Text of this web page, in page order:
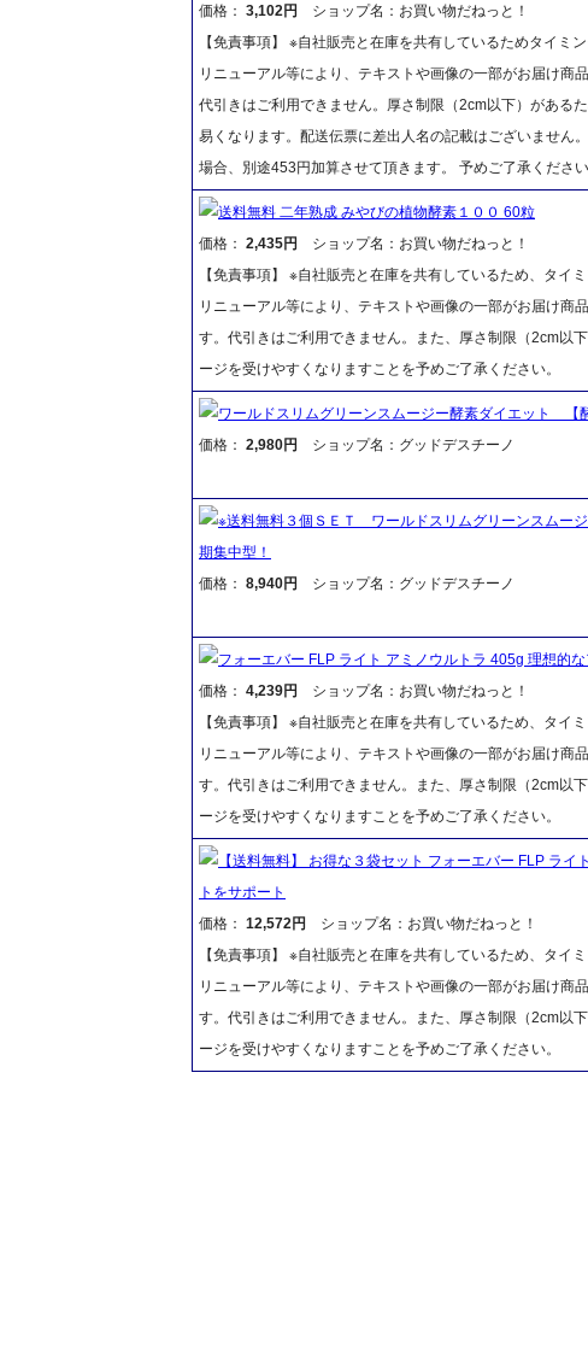
価格： 3,102円
ショップ名：お買い物だねっと！
【免責事項】 ※自社販売と在庫を共有しているためタイ
リニューアル等により、テキストや画像の一部がお届け商
代引きはご利用できません。厚さ制限（2cm以下）がある
易くなります。配送伝票に差出人名の記載はございません
場合、別途453円加算させて頂きます。 予めご了承ください
送料無料 二年熟成 みやびの植物酵素１００ 60粒
価格： 2,435円
ショップ名：お買い物だねっと！
【免責事項】 ※自社販売と在庫を共有しているため、タ
リニューアル等により、テキストや画像の一部がお届け商
す。代引きはご利用できません。また、厚さ制限（2cm以
ージを受けやすくなりますことを予めご了承ください。
ワールドスリムグリーンスムージー酵素ダイエット 【
価格： 2,980円 ショップ名：グッドデスチーノ
※送料無料３個ＳＥＴ ワールドスリムグリーンスムー
期集中型！
価格： 8,940円 ショップ名：グッドデスチーノ
フォーエバー FLP ライト アミノウルトラ 405g 理想的
価格： 4,239円
ショップ名：お買い物だねっと！
【免責事項】 ※自社販売と在庫を共有しているため、タ
リニューアル等により、テキストや画像の一部がお届け商
す。代引きはご利用できません。また、厚さ制限（2cm以
ージを受けやすくなりますことを予めご了承ください。
【送料無料】 お得な３袋セット フォーエバー FLP ラ
トをサポート
価格： 12,572円
ショップ名：お買い物だねっと！
【免責事項】 ※自社販売と在庫を共有しているため、タ
リニューアル等により、テキストや画像の一部がお届け商
す。代引きはご利用できません。また、厚さ制限（2cm以
ージを受けやすくなりますことを予めご了承ください。